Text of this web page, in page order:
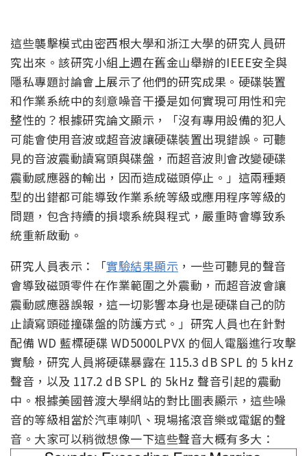
這些襲擊模式由密西根大學和浙江大學的研究人員研
究出來。該研究小組上週在舊金山舉辦的IEEE安全與
隱私專題討論會上展示了他們的研究成果。硬碟裝置
和作業系統中的刻意噪音干擾是如何實現可用性和完
整性的？根據研究論文顯示，「沒有專用設備的犯人
可能會使用音波或超音波讓硬碟裝置出現錯誤。可聽
見的音波震動讀寫頭與碟盤，而超音波則會改變硬碟
震動感應器的輸出，因而造成磁頭停止。」這兩種類
型的出錯都可能導致作業系統等級或應用程序等級的
問題，包含持續的損壞系統與程式，嚴重時會導致系
統重新啟動。
研究人員表示：「實驗結果顯示 ，一些可聽見的聲音
會導致磁頭零件在作業範圍之外震動，而超音波會讓
震動感應器誤報，這一切影響本身也是硬碟自己的防
止讀寫頭碰撞碟盤的防護方式。」研究人員也在針對
配備 WD 藍標硬碟 WD5000LPVX 的個人電腦進行攻擊
實驗，研究人員將硬碟暴露在 115.3 dB SPL 的 5 kHz
聲音，以及 117.2 dB SPL 的 5kHz 聲音引起的震動
中。根據美國普渡大學網站的對比圖表顯示，這些噪
音的等級相當於汽車喇叭、現場搖滾音樂或電鋸的聲
音。大家可以稍微想像一下這些聲音大概有多大：